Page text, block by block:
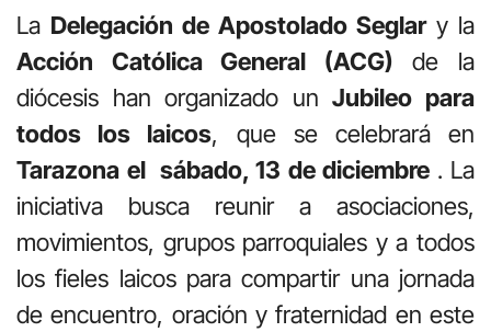
La Delegación de Apostolado Seglary la
Acción Católica General (ACG) de la
diócesis han organizado unJubileo para
todos los laicos, que se celebrará en
Tarazona el sábado, 13 de diciembre . La
iniciativa busca reunir a asociaciones,
movimientos, grupos parroquiales y a todos
los fieles laicos para compartir una jornada
de encuentro, oración y fraternidad en este